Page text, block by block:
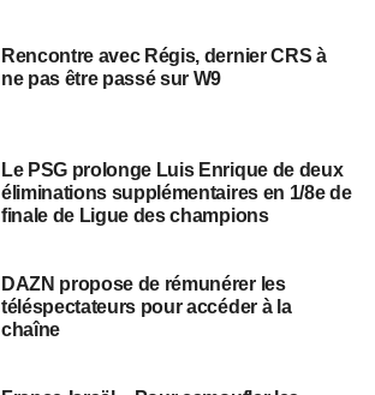
Rencontre avec Régis, dernier CRS à
ne pas être passé sur W9
Le PSG prolonge Luis Enrique de deux
éliminations supplémentaires en 1/8e de
finale de Ligue des champions
DAZN propose de rémunérer les
téléspectateurs pour accéder à la
chaîne